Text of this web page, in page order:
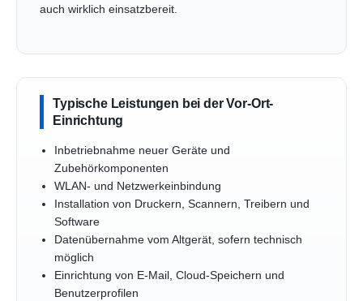
auch wirklich einsatzbereit.
Typische Leistungen bei der Vor-Ort-
Einrichtung
Inbetriebnahme neuer Geräte und
Zubehörkomponenten
WLAN- und Netzwerkeinbindung
Installation von Druckern, Scannern, Treibern und
Software
Datenübernahme vom Altgerät, sofern technisch
möglich
Einrichtung von E-Mail, Cloud-Speichern und
Benutzerprofilen